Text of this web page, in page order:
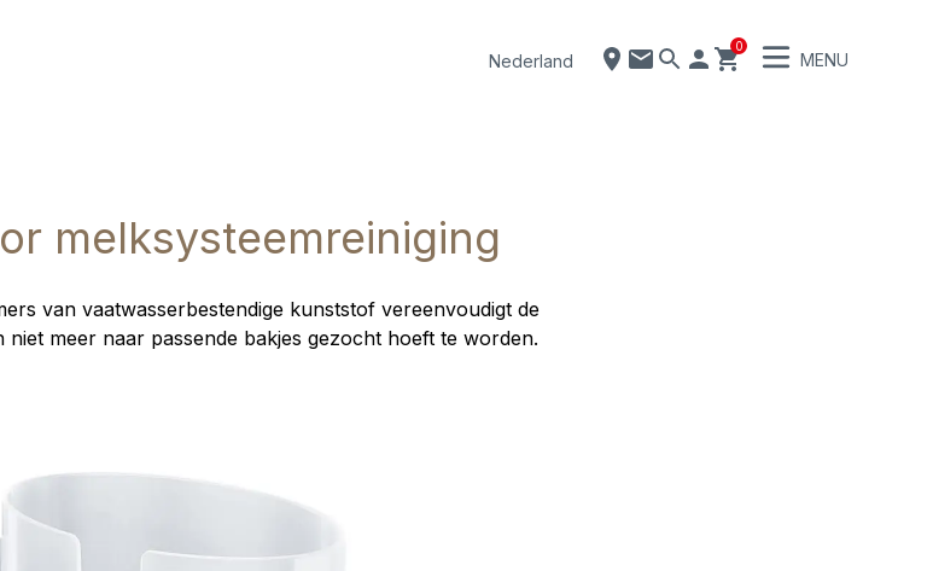
Nederland
0
MENU
melksysteemreiniging
van vaatwasserbestendige kunststof vereenvoudigt de
niet meer naar passende bakjes gezocht hoeft te worden.